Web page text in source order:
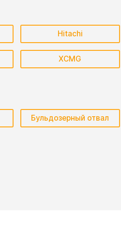
Hitachi
XCMG
Бульдозерный отвал